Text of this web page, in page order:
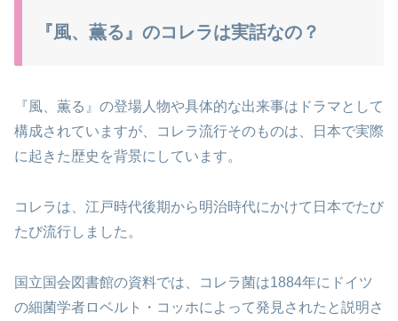
『風、薫る』のコレラは実話なの？
『風、薫る』の登場人物や具体的な出来事はドラマとして
構成されていますが、コレラ流行そのものは、日本で実際
に起きた歴史を背景にしています。
コレラは、江戸時代後期から明治時代にかけて日本でたび
たび流行しました。
国立国会図書館の資料では、コレラ菌は1884年にドイツ
の細菌学者ロベルト・コッホによって発見されたと説明さ